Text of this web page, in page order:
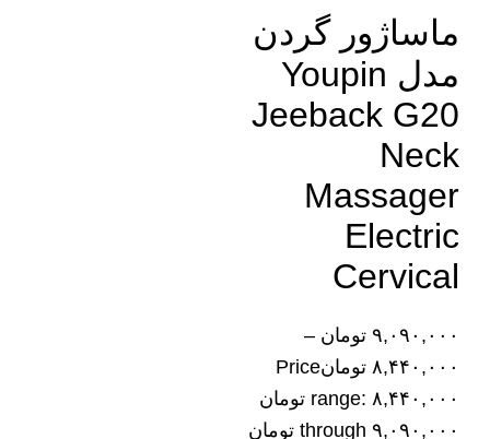
ماساژور گردن
مدل Youpin
Jeeback G20
Neck
Massager
Electric
Cervical
۹,۰۹۰,۰۰۰ تومان –
۸,۴۴۰,۰۰۰ تومانPrice
range: ۸,۴۴۰,۰۰۰ تومان
through ۹,۰۹۰,۰۰۰ تومان